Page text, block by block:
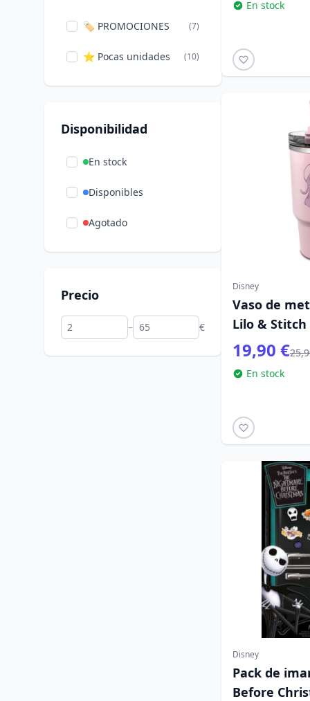
🏷️ PROMOCIONES (7)
⭐ Pocas unidades (10)
Disponibilidad
En stock
Disponibles
Agotado
Precio
– €
En stock
Disney
Vaso de
Lilo & Stitch
19,90 €
En stock
Disney
Pack de
Before